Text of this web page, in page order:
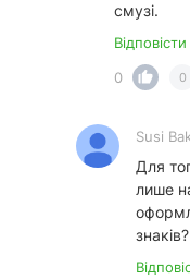
смузі.
Відповісти
0
0
Susi
Для
лише
знаків?